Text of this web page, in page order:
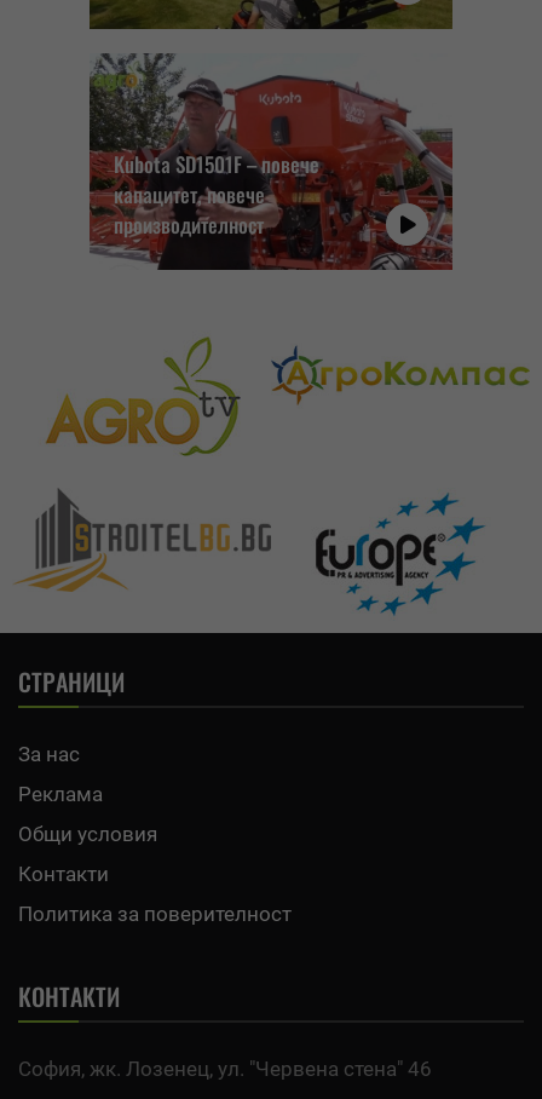
Kubota SD1501F – повече
капацитет, повече
производителност
СТРАНИЦИ
За нас
Реклама
Общи условия
Контакти
Политика за поверителност
КОНТАКТИ
София, жк. Лозенец, ул. "Червена стена" 46